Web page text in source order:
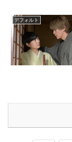
デフォルト